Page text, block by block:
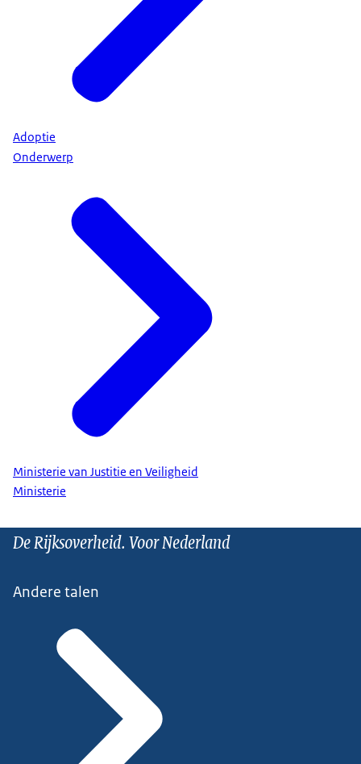
Adoptie
Onderwerp
Ministerie van Justitie en Veiligheid
Ministerie
De Rijksoverheid. Voor Nederland
Andere talen